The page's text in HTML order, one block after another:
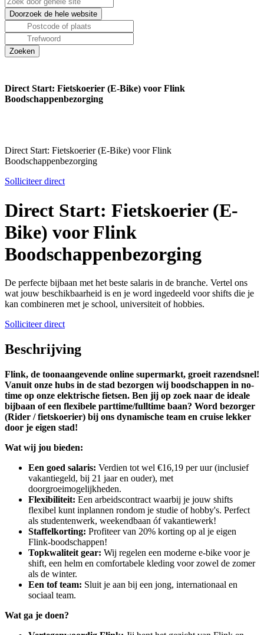
Direct Start: Fietskoerier (E-Bike) voor Flink
Boodschappenbezorging
Direct Start: Fietskoerier (E-Bike) voor Flink
Boodschappenbezorging
Solliciteer direct
Direct Start: Fietskoerier (E-
Bike) voor Flink
Boodschappenbezorging
De perfecte bijbaan met het beste salaris in de branche. Vertel ons
wat jouw beschikbaarheid is en je word ingedeeld voor shifts die je
kan combineren met je school, universiteit of hobbies.
Solliciteer direct
Beschrijving
Flink, de toonaangevende online supermarkt, groeit razendsnel!
Vanuit onze hubs in de stad bezorgen wij boodschappen in no-
time op onze elektrische fietsen. Ben jij op zoek naar de ideale
bijbaan of een flexibele parttime/fulltime baan? Word bezorger
(Rider / fietskoerier) bij ons dynamische team en cruise lekker
door je eigen stad!
Wat wij jou bieden:
Een goed salaris: Verdien tot wel €16,19 per uur (inclusief
vakantiegeld, bij 21 jaar en ouder), met
doorgroeimogelijkheden.
Flexibiliteit: Een arbeidscontract waarbij je jouw shifts
flexibel kunt inplannen rondom je studie of hobby's. Perfect
als studentenwerk, weekendbaan óf vakantiewerk!
Staffelkorting: Profiteer van 20% korting op al je eigen
Flink-boodschappen!
Topkwaliteit gear: Wij regelen een moderne e-bike voor je
shift, een helm en comfortabele kleding voor zowel de zomer
als de winter.
Een tof team: Sluit je aan bij een jong, internationaal en
sociaal team.
Wat ga je doen?